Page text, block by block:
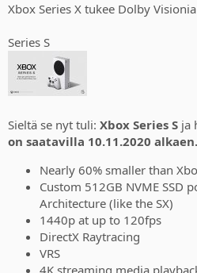
Xbox Series X tukee Dolby
Series S
Sieltä se nyt tuli: Xbox Series S ja
on saatavilla 10.11.2020 alkaen.
Nearly 60% smaller than
Custom 512GB NVME SSD
Architecture (like the SX)
1440p at up to 120fps
DirectX Raytracing
VRS
4K streaming media